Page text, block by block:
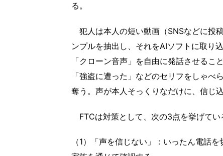
る。
犯人は本人の短い動画（SNSなどに投
ンプルを抽出し、それをAIソフトに取り
「クローン音声」を自由に発話させるこ
「強盗に遭った」などのセリフをしゃ
奪う。声が本人そっくりなだけに、信じ
FTCは対策として、次の3点を挙げてい
（1）「声を信じない」：いったん電話